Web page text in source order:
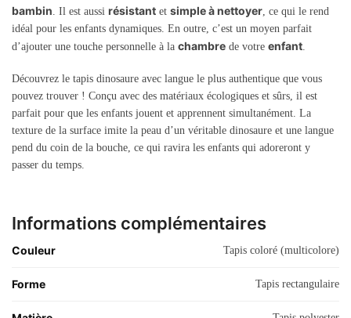
bambin. Il est aussi résistant et simple à nettoyer, ce qui le rend
idéal pour les enfants dynamiques. En outre, c’est un moyen parfait
d’ajouter une touche personnelle à la chambre de votre enfant.
Découvrez le tapis dinosaure avec langue le plus authentique que vous
pouvez trouver ! Conçu avec des matériaux écologiques et sûrs, il est
parfait pour que les enfants jouent et apprennent simultanément. La
texture de la surface imite la peau d’un véritable dinosaure et une langue
pend du coin de la bouche, ce qui ravira les enfants qui adoreront y
passer du temps.
Informations complémentaires
Couleur Tapis coloré (multicolore)
Forme Tapis rectangulaire